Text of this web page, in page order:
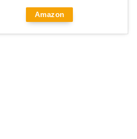
Amazon